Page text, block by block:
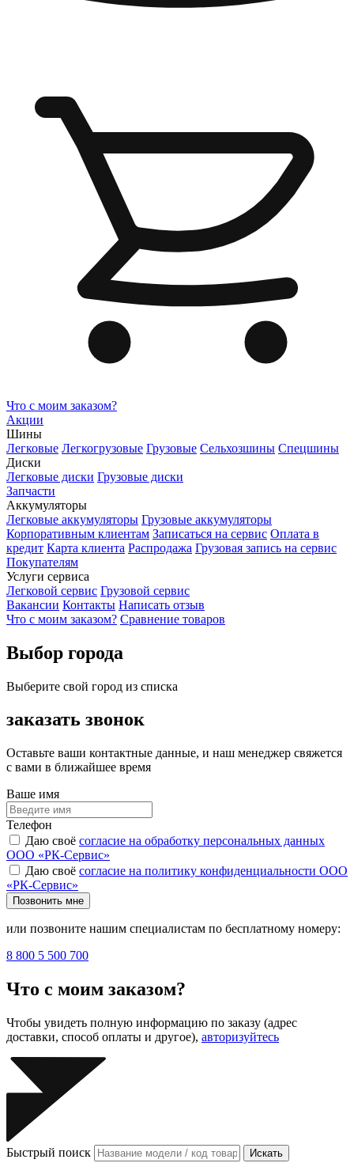
Что с моим заказом?
Акции
Шины
Легковые Легкогрузовые Грузовые Сельхозшины Спецшины
Диски
Легковые диски Грузовые диски
Запчасти
Аккумуляторы
Легковые аккумуляторы Грузовые аккумуляторы
Корпоративным клиентам Записаться на сервис Оплата в
кредит Карта клиента Распродажа Грузовая запись на сервис
Покупателям
Услуги сервиса
Легковой сервис Грузовой сервис
Вакансии Контакты Написать отзыв
Что с моим заказом? Сравнение товаров
Выбор города
Выберите свой город из списка
заказать звонок
Оставьте ваши контактные данные, и наш менеджер свяжется
с вами в ближайшее время
Ваше имя
Телефон
Даю своё согласие на обработку персональных данных
ООО «РК-Сервис»
Даю своё согласие на политику конфиденциальности ООО
«РК-Сервис»
Позвонить мне
или позвоните нашим специалистам по бесплатному номеру:
8 800 5 500 700
Что с моим заказом?
Чтобы увидеть полную информацию по заказу (адрес
доставки, способ оплаты и другое), авторизуйтесь
Быстрый поиск Искать